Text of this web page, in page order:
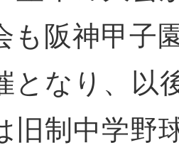
も阪神甲子
となり、以
旧制中学野